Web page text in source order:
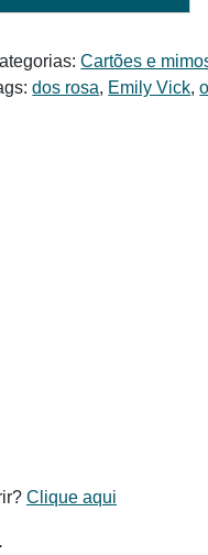
Cartões e
dos rosa, Emily Vick,
Clique aqui